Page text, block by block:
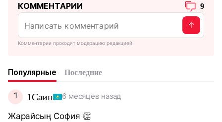
КОММЕНТАРИИ 9
Комментарии проходят модерацию редакцией
Популярные Последние
1 1Саин 6 месяцев назад
Жарайсың София 👏